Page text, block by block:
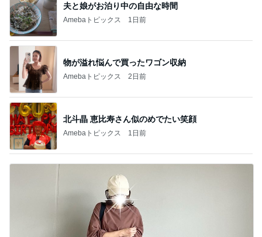
夫と娘がお泊り中の自由な時間
Amebaトピックス 1日前
物が溢れ悩んで買ったワゴン収納
Amebaトピックス 2日前
北斗晶 恵比寿さん似のめでたい笑顔
Amebaトピックス 1日前